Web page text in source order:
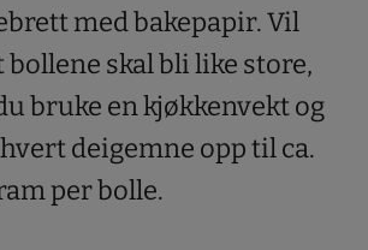
med bakepapir. Vil
bollene skal bli like store,
bruke en kjøkkenvekt og
deigemne opp til ca.
per bolle.